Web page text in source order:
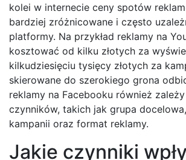
kolei w internecie ceny spotów
bardziej zróżnicowane i często
platformy. Na przykład reklamy na
kosztować od kilku złotych za
kilkudziesięciu tysięcy złotych za
skierowane do szerokiego grona
reklamy na Facebooku również
czynników, takich jak grupa
kampanii oraz format reklamy.
Jakie czynniki